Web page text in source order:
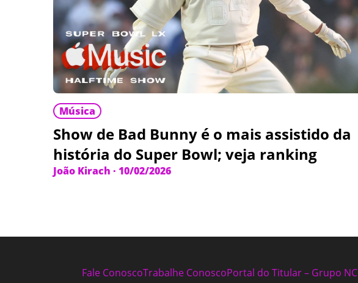
Música
Show de Bad Bunny é o mais assistido da
história do Super Bowl; veja ranking
João Kirach · 10/02/2026
Fale ConoscoTrabalhe ConoscoPortal do Titular – Grupo NC